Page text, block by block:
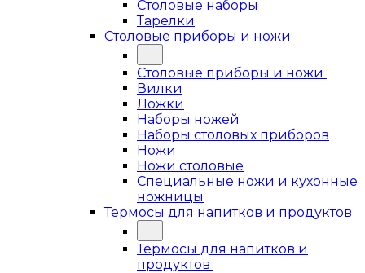
Столовые наборы
Тарелки
Столовые приборы и ножи
Столовые приборы и ножи
Вилки
Ложки
Наборы ножей
Наборы столовых приборов
Ножи
Ножи столовые
Специальные ножи и кухонные
ножницы
Термосы для напитков и продуктов
Термосы для напитков и
продуктов